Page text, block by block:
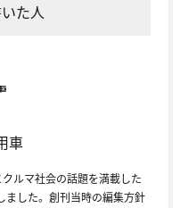
た人
車
ルマ社会の話題を満載した
ました。創刊当時の編集方針